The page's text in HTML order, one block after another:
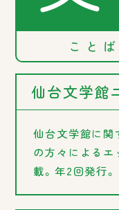
こと
仙台文学館
仙台文学館に関
の方々によるエ
載。年2回発行。